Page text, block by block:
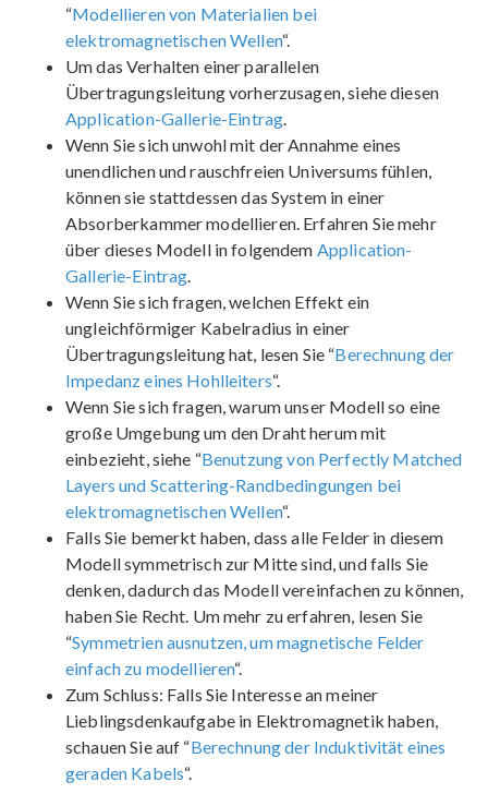
“Modellieren von Materialien bei
elektromagnetischen Wellen“.
Um das Verhalten einer parallelen
Übertragungsleitung vorherzusagen, siehe diesen
Application-Gallerie-Eintrag.
Wenn Sie sich unwohl mit der Annahme eines
unendlichen und rauschfreien Universums fühlen,
können sie stattdessen das System in einer
Absorberkammer modellieren. Erfahren Sie mehr
über dieses Modell in folgendem Application-
Gallerie-Eintrag.
Wenn Sie sich fragen, welchen Effekt ein
ungleichförmiger Kabelradius in einer
Übertragungsleitung hat, lesen Sie “Berechnung der
Impedanz eines Hohlleiters“.
Wenn Sie sich fragen, warum unser Modell so eine
große Umgebung um den Draht herum mit
einbezieht, siehe “Benutzung von Perfectly Matched
Layers und Scattering-Randbedingungen bei
elektromagnetischen Wellen“.
Falls Sie bemerkt haben, dass alle Felder in diesem
Modell symmetrisch zur Mitte sind, und falls Sie
denken, dadurch das Modell vereinfachen zu können,
haben Sie Recht. Um mehr zu erfahren, lesen Sie
“Symmetrien ausnutzen, um magnetische Felder
einfach zu modellieren“.
Zum Schluss: Falls Sie Interesse an meiner
Lieblingsdenkaufgabe in Elektromagnetik haben,
schauen Sie auf “Berechnung der Induktivität eines
geraden Kabels“.